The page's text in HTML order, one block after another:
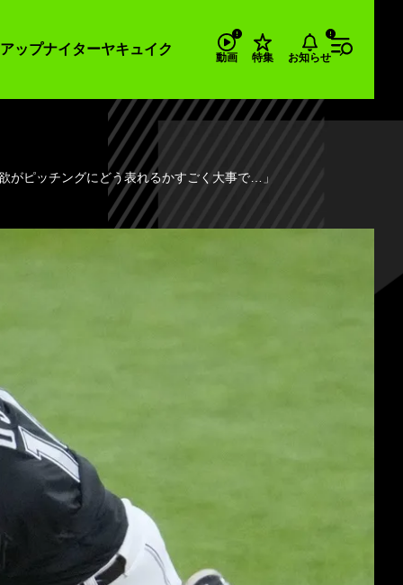
ップナイターヤキュイク
動画 特集 お知らせ
がピッチングにどう表れるかすごく大事で…」